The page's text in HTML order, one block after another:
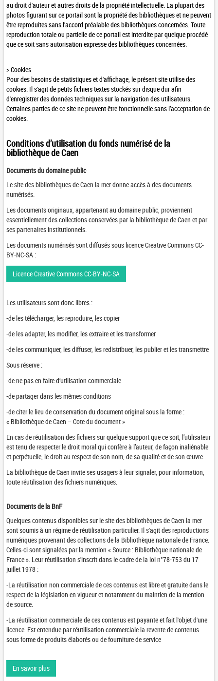
au droit d'auteur et autres droits de la propriété intellectuelle. La plupart des
photos figurant sur ce portail sont la propriété des bibliothèques et ne peuvent
être reproduites sans l'accord préalable des bibliothèques concernées. Toute
reproduction totale ou partielle de ce portail est interdite par quelque procédé
que ce soit sans autorisation expresse des bibliothèques concernées.
> Cookies
Pour des besoins de statistiques et d'affichage, le présent site utilise des
cookies. Il s'agit de petits fichiers textes stockés sur disque dur afin
d'enregistrer des données techniques sur la navigation des utilisateurs.
Certaines parties de ce site ne peuvent être fonctionnelle sans l’acceptation de
cookies.
Conditions d’utilisation du fonds numérisé de la
bibliothèque de Caen
Documents du domaine public
Le site des bibliothèques de Caen la mer donne accès à des documents
numérisés.
Les documents originaux, appartenant au domaine public, proviennent
essentiellement des collections conservées par la bibliothèque de Caen et par
ses partenaires institutionnels.
Les documents numérisés sont diffusés sous licence Creative Commons CC-
BY-NC-SA :
Licence Creative Commons CC-BY-NC-SA
Les utilisateurs sont donc libres :
-de les télécharger, les reproduire, les copier
-de les adapter, les modifier, les extraire et les transformer
-de les communiquer, les diffuser, les redistribuer, les publier et les transmettre
Sous réserve :
-de ne pas en faire d’utilisation commerciale
-de partager dans les mêmes conditions
-de citer le lieu de conservation du document original sous la forme :
« Bibliothèque de Caen – Cote du document »
En cas de réutilisation des fichiers sur quelque support que ce soit, l’utilisateur
est tenu de respecter le droit moral qui confère à l’auteur, de façon inaliénable
et perpétuelle, le droit au respect de son nom, de sa qualité et de son œuvre.
La bibliothèque de Caen invite ses usagers à leur signaler, pour information,
toute réutilisation des fichiers numériques.
Documents de la BnF
Quelques contenus disponibles sur le site des bibliothèques de Caen la mer
sont soumis à un régime de réutilisation particulier. Il s'agit des reproductions
numériques provenant des collections de la Bibliothèque nationale de France.
Celles-ci sont signalées par la mention « Source : Bibliothèque nationale de
France ». Leur réutilisation s'inscrit dans le cadre de la loi n°78-753 du 17
juillet 1978 :
-La réutilisation non commerciale de ces contenus est libre et gratuite dans le
respect de la législation en vigueur et notamment du maintien de la mention
de source.
-La réutilisation commerciale de ces contenus est payante et fait l'objet d'une
licence. Est entendue par réutilisation commerciale la revente de contenus
sous forme de produits élaborés ou de fourniture de service
En savoir plus